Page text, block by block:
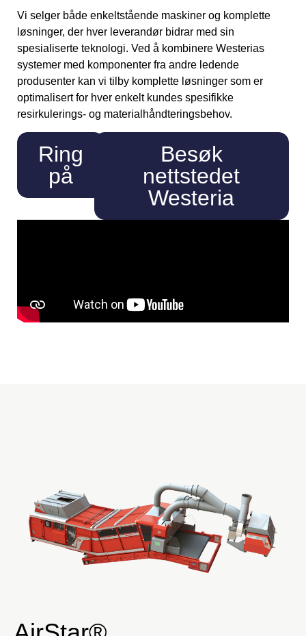
Vi selger både enkeltstående maskiner og komplette
løsninger, der hver leverandør bidrar med sin
spesialiserte teknologi. Ved å kombinere Westerias
systemer med komponenter fra andre ledende
produsenter kan vi tilby komplette løsninger som er
optimalisert for hver enkelt kundes spesifikke
resirkulerings- og materialhåndteringsbehov.
Ring
på
Besøk
nettstedet
Westeria